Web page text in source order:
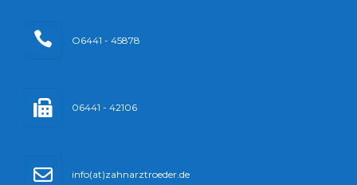
O6441 - 45878
06441 - 42106
info(at)zahnarztroeder.de